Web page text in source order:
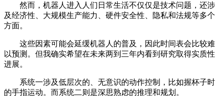
然而，机器人进入人们日常生活不仅仅是技术问题，还涉
及经济性、大规模生产能力、硬件安全性、隐私和法规等多个
方面。
这些因素可能会延缓机器人的普及，因此时间表会比较难
以预测。但我确实希望在未来两到三年内看到研究取得实质性
进展。
系统一涉及低层次的、无意识的动作控制，比如握杯子时
的手指运动。而系统二则是深思熟虑的推理和规划。